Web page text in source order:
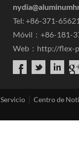
Tel: +86-371-
Móvil：+86-181-
Web： http://flex-
Servicio Centro de